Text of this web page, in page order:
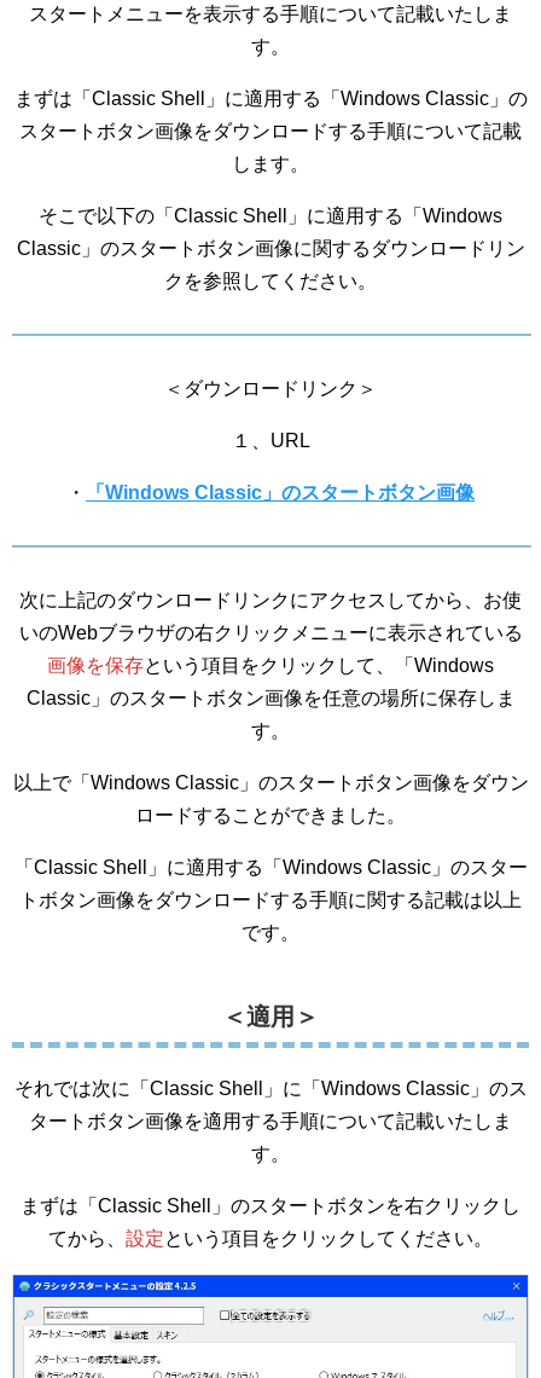
スタートメニューを表示する手順について記載いたしま
す。
まずは「Classic Shell」に適用する「Windows Classic」の
スタートボタン画像をダウンロードする手順について記載
します。
そこで以下の「Classic Shell」に適用する「Windows
Classic」のスタートボタン画像に関するダウンロードリン
クを参照してください。
＜ダウンロードリンク＞
１、URL
・ 「Windows Classic」のスタートボタン画像
次に上記のダウンロードリンクにアクセスしてから、お使
いのWebブラウザの右クリックメニューに表示されている
画像を保存という項目をクリックして、「Windows
Classic」のスタートボタン画像を任意の場所に保存しま
す。
以上で「Windows Classic」のスタートボタン画像をダウン
ロードすることができました。
「Classic Shell」に適用する「Windows Classic」のスター
トボタン画像をダウンロードする手順に関する記載は以上
です。
＜適用＞
それでは次に「Classic Shell」に「Windows Classic」のス
タートボタン画像を適用する手順について記載いたしま
す。
まずは「Classic Shell」のスタートボタンを右クリックし
てから、 設定という項目をクリックしてください。